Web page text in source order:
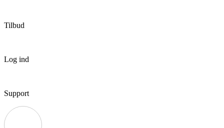
Tilbud
Log ind
Support